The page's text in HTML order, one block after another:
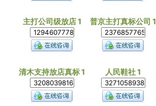
主打公司级放店 1 普京主打真标公司 1
清木支持放店真标 1 人民鞋社 1